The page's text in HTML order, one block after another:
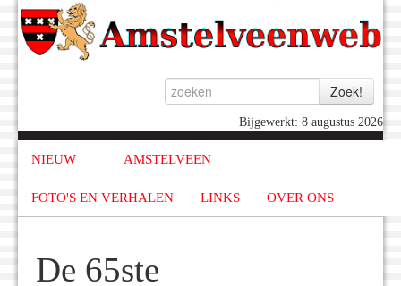
Bijgewerkt: 8 augustus 2026
NIEUW AMSTELVEEN
FOTO'S EN VERHALEN LINKS OVER ONS
De 65ste